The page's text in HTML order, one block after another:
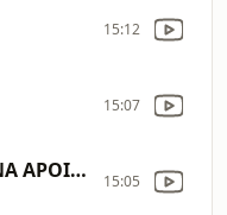
15:12
15:07
PANIFICADORA VIENA APOIO CULTURAL 15:05